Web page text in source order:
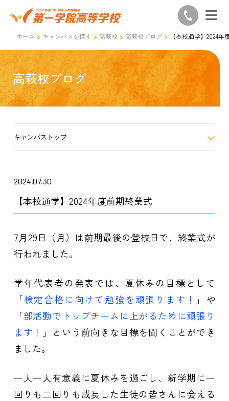
ホーム キャンパスを探す 高萩校 高萩校ブログ 【本校通学】2024年
高萩校ブログ
キャンパストップ
2024.07.30
【本校通学】2024年度前期終業式
7月29日（月）は前期最後の登校日で、終業式が
行われました。
学年代表者の発表では、夏休みの目標として
「検定合格に向けて勉強を頑張ります！ 」や
「部活動でトップチームに上がるために頑張り
ます！ 」という前向きな目標を聞くことができ
ました。
一人一人有意義に夏休みを過ごし、新学期に一
回りも二回りも成長した生徒の皆さんに会える